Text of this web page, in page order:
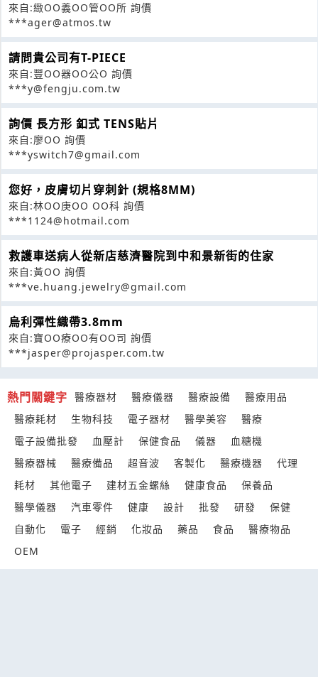
來自:緻OO義OO管OO所 詢價
***ager@atmos.tw
請問貴公司有T-PIECE
來自:豐OO器OO公O 詢價
***y@fengju.com.tw
詢價 長方形 釦式 TENS貼片
來自:廖OO 詢價
***yswitch7@gmail.com
您好，皮膚切片穿刺針 (規格8MM)
來自:林OO庚OO OO科 詢價
***1124@hotmail.com
救護車送病人從新店慈濟醫院到中和景新街的住家
來自:黃OO 詢價
***ve.huang.jewelry@gmail.com
烏利彈性織帶3.8mm
來自:寶OO療OO有OO司 詢價
***jasper@projasper.com.tw
熱門關鍵字 醫療器材 醫療儀器 醫療設備
醫療用品
醫療耗材
生物科技 電子器材 醫學美容
醫療
電子設備批發
血壓計 保健食品 儀器
血糖機
醫療器械
醫療備品 超音波 客製化 醫療機器
代理
耗材
其他電子 建材五金螺絲 健康食品
保養品
醫學儀器
汽車零件 健康 設計 批發 研發
保健
自動化
電子 經銷 化妝品 藥品 食品
醫療物品
OEM